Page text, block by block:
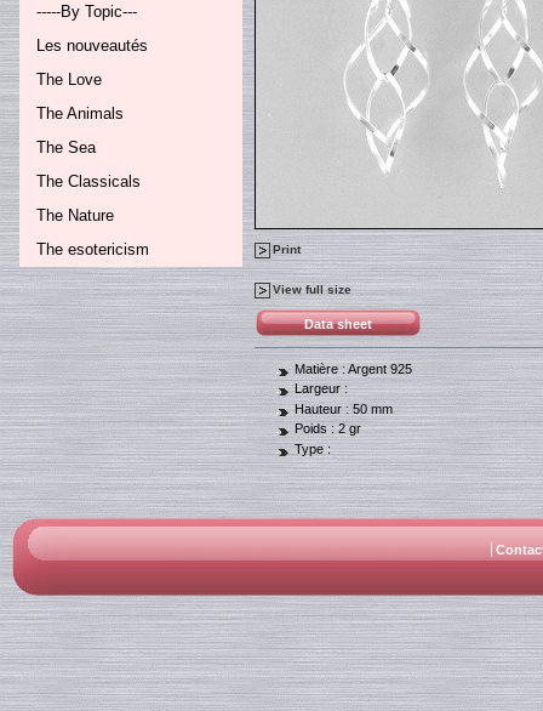
-----By Topic---
Les nouveautés
The Love
The Animals
The Sea
The Classicals
The Nature
The esotericism
Print
View full size
Data sheet
Matière : Argent 925
Largeur :
Hauteur :50 mm
Poids :2 gr
Type :